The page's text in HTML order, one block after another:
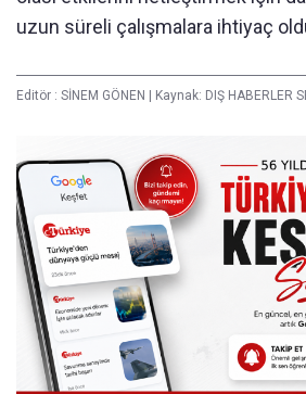
uzun süreli çalışmalara ihtiyaç
Editör : SİNEM GÖNEN | Kaynak: DIŞ HABERLER